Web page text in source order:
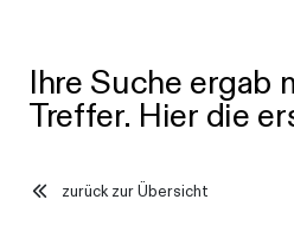
Ihre Suche ergab
Treffer. Hier die
zurück zur Übersicht